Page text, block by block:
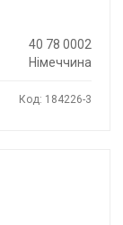
40 78 0002
Німеччина
Код: 184226-3